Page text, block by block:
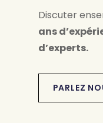
Discuter
ans
d’experts.
PARLEZ